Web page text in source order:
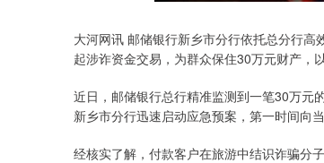
大河网讯 邮储银行新乡市分行依托总分行
起涉诈资金交易，为群众保住30万元财产，
近日，邮储银行总行精准监测到一笔30万元
新乡市分行迅速启动应急预案，第一时间向
经核实了解，付款客户在旅游中结识诈骗分